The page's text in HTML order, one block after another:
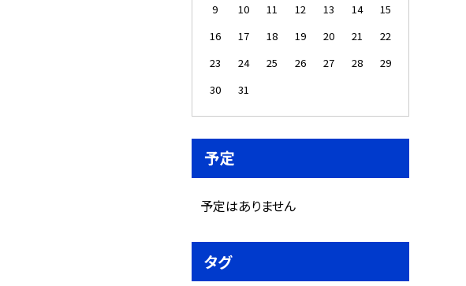
9
10 11 12 13 14
15
16
17 18 19 20 21
22
23
24 25 26 27 28
29
30
31
予定
予定はありません
タグ